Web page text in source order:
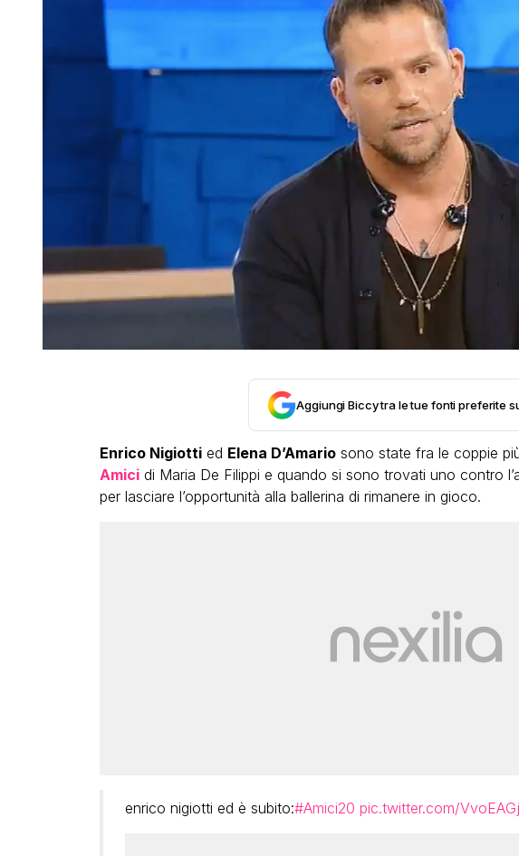
Aggiungi Biccy tra le tue fonti preferite
Enrico Nigiottied Elena D’Amariosono state fra le coppie
Amicidi Maria De Filippi e quando si sono trovati uno contro
per lasciare l’opportunità alla ballerina di rimanere in gioco.
enrico nigiotti ed è subito:#Amici20 pic.twitter.com/